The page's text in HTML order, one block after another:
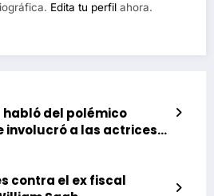
Edita tu perfil ahora.
habló del polémico
involucró a las actrices
contra el ex fiscal